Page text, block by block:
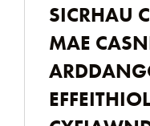
SICRHAU
MAE